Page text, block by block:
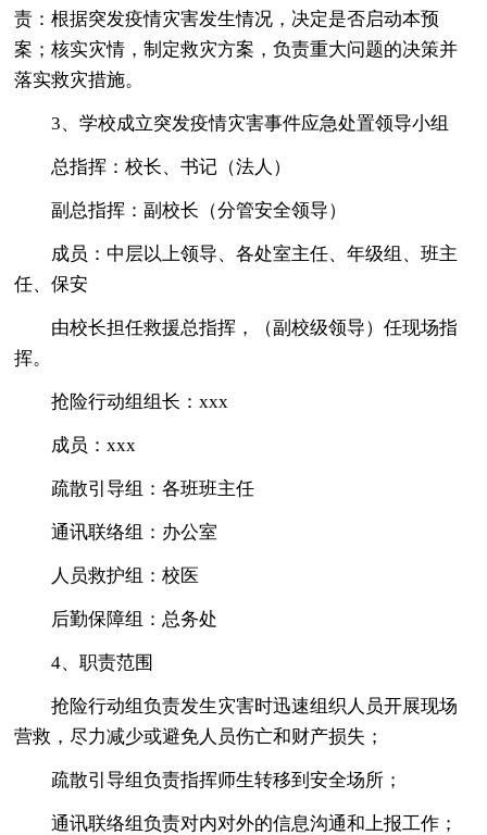
责：根据突发疫情灾害发生情况，决定是否启动本预
案；核实灾情，制定救灾方案，负责重大问题的决策并
落实救灾措施。
3、学校成立突发疫情灾害事件应急处置领导小组
总指挥：校长、书记（法人）
副总指挥：副校长（分管安全领导）
成员：中层以上领导、各处室主任、年级组、班主
任、保安
由校长担任救援总指挥，（副校级领导）任现场指
挥。
抢险行动组组长：xxx
成员：xxx
疏散引导组：各班班主任
通讯联络组：办公室
人员救护组：校医
后勤保障组：总务处
4、职责范围
抢险行动组负责发生灾害时迅速组织人员开展现场
营救，尽力减少或避免人员伤亡和财产损失；
疏散引导组负责指挥师生转移到安全场所；
通讯联络组负责对内对外的信息沟通和上报工作；